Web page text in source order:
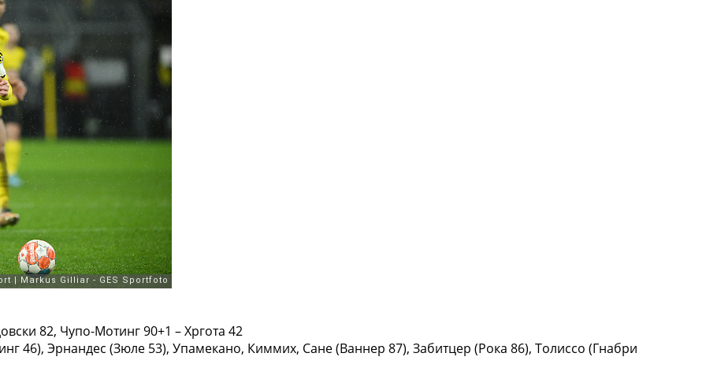
82, Чупо-Мотинг 90+1 – Хргота 42
46), Эрнандес (Зюле 53), Упамекано, Киммих, Сане (Ваннер 87), Забитцер (Рока 86), Толиссо (Гнабри